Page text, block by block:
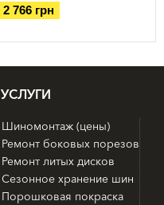
2 766 грн
УСЛУГИ
Шиномонтаж (цены)
Ремонт боковых порезов
Ремонт литых дисков
Сезонное хранение шин
Порошковая покраска